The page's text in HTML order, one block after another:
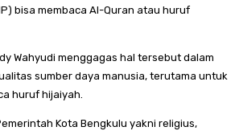
bisa membaca Al-Quran atau huruf
Wahyudi menggagas hal tersebut dalam
sumber daya manusia, terutama untuk
huruf hijaiyah.
Kota Bengkulu yakni religius,